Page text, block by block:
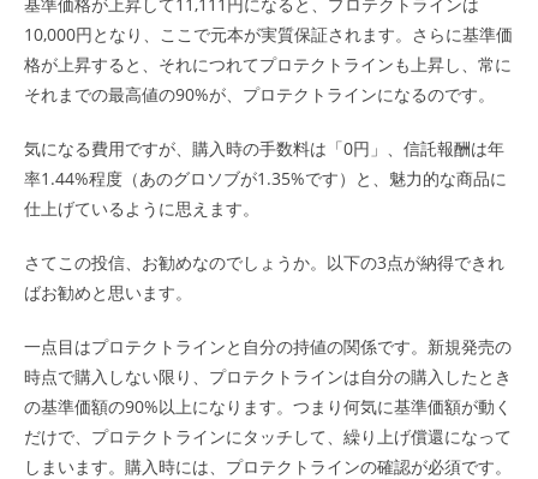
10,000円となり、ここで元本が実質保証されます。さらに基準価
格が上昇すると、それにつれてプロテクトラインも上昇し、常に
それまでの最高値の90%が、プロテクトラインになるのです。
気になる費用ですが、購入時の手数料は「0円」、信託報酬は年
率1.44%程度（あのグロソブが1.35%です）と、魅力的な商品に
仕上げているように思えます。
さてこの投信、お勧めなのでしょうか。以下の3点が納得できれ
ばお勧めと思います。
一点目はプロテクトラインと自分の持値の関係です。新規発売の
時点で購入しない限り、プロテクトラインは自分の購入したとき
の基準価額の90%以上になります。つまり何気に基準価額が動く
だけで、プロテクトラインにタッチして、繰り上げ償還になって
しまいます。購入時には、プロテクトラインの確認が必須です。